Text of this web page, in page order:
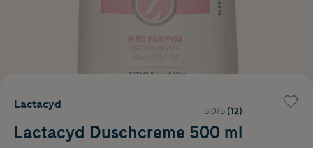
Lactacyd
5.0/5 (12)
Lactacyd Duschcreme 500 ml